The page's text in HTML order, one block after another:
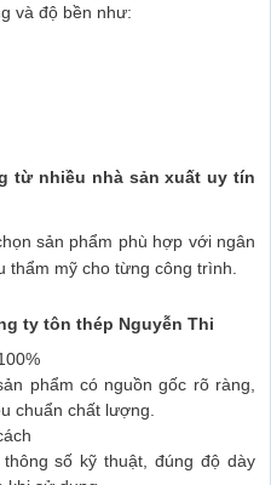
và độ bền như:
từ nhiều nhà sản xuất uy tín
sản phẩm phù hợp với ngân
thẩm mỹ cho từng công trình.
ty tôn thép Nguyễn Thi
phẩm có nguồn gốc rõ ràng,
chuẩn chất lượng.
số kỹ thuật, đúng độ dày